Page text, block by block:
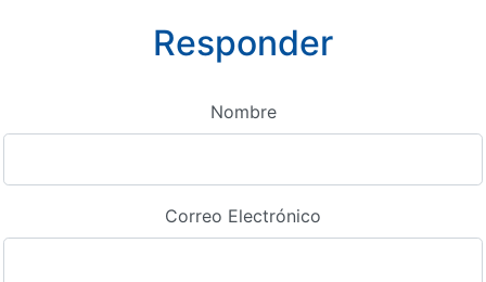
Responder
Nombre
Correo Electrónico